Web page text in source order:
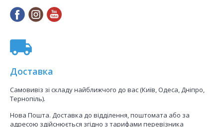
Доставка
Самовивіз зі складу найближчого до вас (Київ, Одеса, Дніпро,
Тернопіль).
Нова Пошта. Доставка до відділення, поштомата або за
адресою здійснюється згідно з тарифами перевізника